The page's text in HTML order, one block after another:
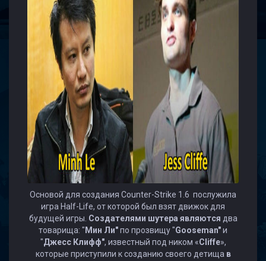
Основой для создания Counter-Strike 1.6 послужила
игра Half-Life, от которой был взят движок для
будущей игры. Создателями шутера являются два
товарища: " Мин Ли"по прозвищу "Gooseman"и
"Джесс Клифф", известный под ником «Cliffe»,
которые приступили к созданию своего детища в